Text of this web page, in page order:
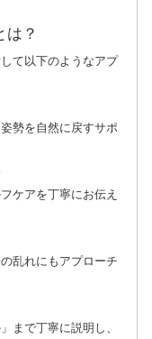
は？
て以下のようなアプ
勢を自然に戻すサポ
ケアを丁寧にお伝え
乱れにもアプローチ
まで丁寧に説明し、